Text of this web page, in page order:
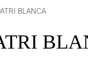
BLANCA